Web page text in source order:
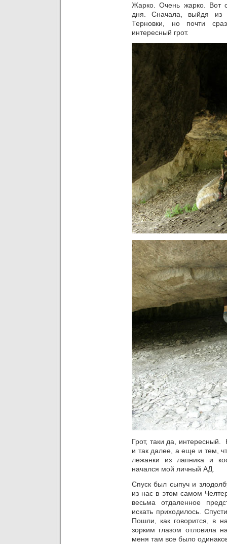
Жарко. Очень жарко. Вот
дня. Сначала, выйдя
Терновки, но почти
интересный грот.
Грот, таки да,
и так далее, а еще и тем,
лежанки из лапника и
начался мой личный АД.
Спуск был сыпуч и
из нас в этом самом
весьма отдаленное
искать приходилось.
Пошли, как говорится, в
зорким глазом отловила
меня там все было